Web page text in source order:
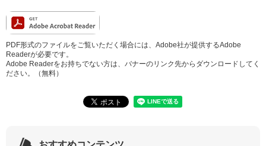
PDF形式のファイルをご覧いただく場合には、Adobe社が提供するAdobe
Readerが必要です。
Adobe Readerをお持ちでない方は、バナーのリンク先からダウンロードしてく
ださい。（無料）